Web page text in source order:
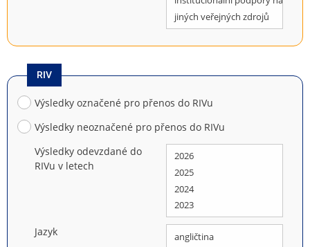
RIV
Výsledky označené pro přenos do RIVu
Výsledky neoznačené pro přenos do RIVu
Výsledky odevzdané do
RIVu v letech
Jazyk